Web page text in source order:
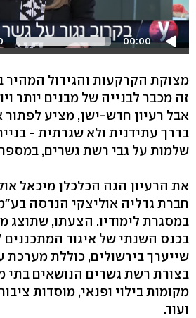
00:00
מצוקת הקרקעות והגידול המהיר
זה מכבר לבנייה של מבנים יותר
אבל רעיון חדש-ישן, מציע
בדרך עתידנית ולא שגרתית -
שלמות על גבי רשת גשרים,
את הרעיון הגה הכלכלן מיכאל
חברת גדליה אוליצקי הנדסה
במסגרת לימודיו. הצעתו, שתוצג
בכנס השנתי של איגוד המתכננים
שייערך בירשולים, כוללת מערכת
בצורת רשת גשרים הנושאים בתי
מקומות בילוי ופנאי, מוסדות
ועוד.